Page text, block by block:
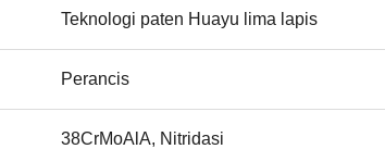
Teknologi paten Huayu lima lapis
Perancis
38CrMoAlA, Nitridasi